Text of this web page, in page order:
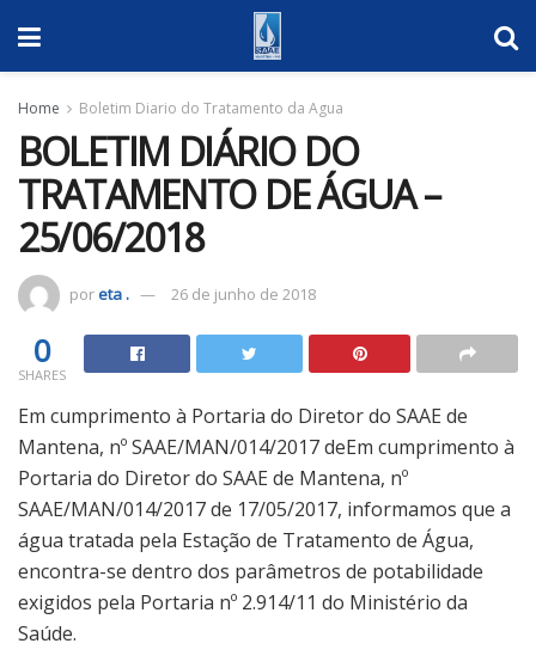
Home Boletim Diario do Tratamento da Agua
BOLETIM DIÁRIO DO
TRATAMENTO DE ÁGUA –
25/06/2018
poreta . 26 de junho de 2018
0
SHARES
Em cumprimento à Portaria do Diretor do SAAE de
Mantena, nº SAAE/MAN/014/2017 deEm cumprimento à
Portaria do Diretor do SAAE de Mantena, nº
SAAE/MAN/014/2017 de 17/05/2017, informamos que a
água tratada pela Estação de Tratamento de Água,
encontra-se dentro dos parâmetros de potabilidade
exigidos pela Portaria nº 2.914/11 do Ministério da
Saúde.